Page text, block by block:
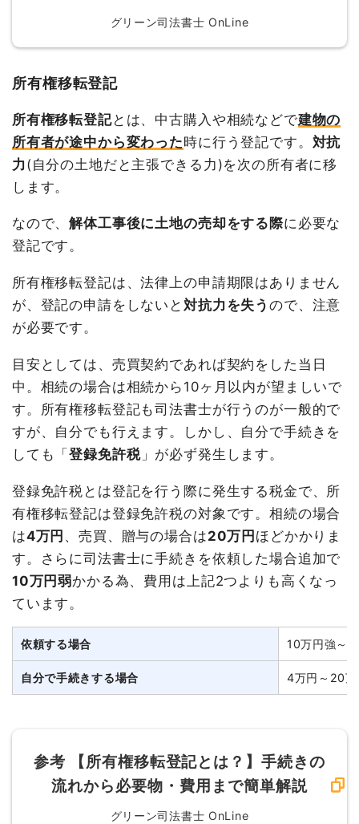
グリーン司法書士 OnLine
所有権移転登記
所有権移転登記とは、中古購入や相続などで建物の
所有者が途中から変わった時に行う登記です。 対抗
力 (自分の土地だと主張できる力)を次の所有者に移
します。
なので、解体工事後に土地の売却をする際に必要な
登記です。
所有権移転登記は、法律上の申請期限はありません
が、登記の申請をしないと対抗力を失うので、注意
が必要です。
目安としては、売買契約であれば契約をした当日
中。相続の場合は相続から10ヶ月以内が望ましいで
す。所有権移転登記も司法書士が行うのが一般的で
すが、自分でも行えます。しかし、自分で手続きを
しても「登録免許税」が必ず発生します。
登録免許税とは登記を行う際に発生する税金で、所
有権移転登記は登録免許税の対象です。相続の場合
は4万円 、売買、贈与の場合は20万円 ほどかかりま
す。さらに司法書士に手続きを依頼した場合追加で
10万円弱かかる為、費用は上記2つよりも高くなっ
ています。
依頼する場合 10万円強～
自分で手続きする場合 4万円～20万
参考
【所有権移転登記とは？】手続きの
流れから必要物・費用まで簡単解説
グリーン司法書士 OnLine